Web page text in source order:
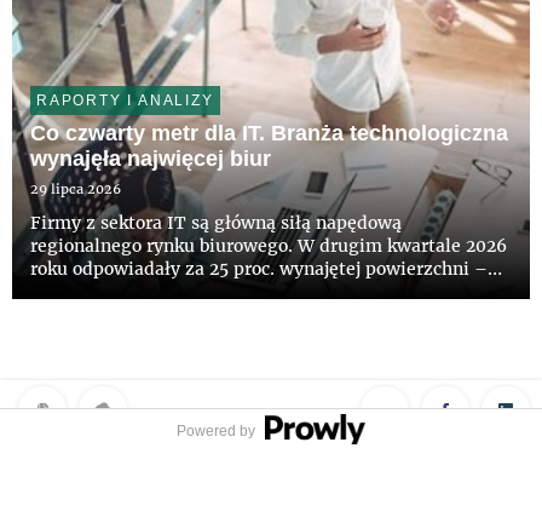
RAPORTY I ANALIZY
Co czwarty metr dla IT. Branża technologiczna
wynajęła najwięcej biur
29 lipca 2026
Firmy z sektora IT są główną siłą napędową
regionalnego rynku biurowego. W drugim kwartale 2026
roku odpowiadały za 25 proc. wynajętej powierzchni –
Powered by